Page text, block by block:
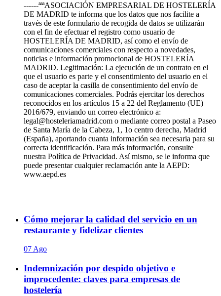
------ªªªASOCIACIÓN EMPRESARIAL DE HOSTELERÍA
DE MADRID te informa que los datos que nos facilite a
través de este formulario de recogida de datos se utilizarán
con el fin de efectuar el registro como usuario de
HOSTELERÍA DE MADRID, así como el envío de
comunicaciones comerciales con respecto a novedades,
noticias e información promocional de HOSTELERÍA
MADRID. Legitimación: La ejecución de un contrato en el
que el usuario es parte y el consentimiento del usuario en el
caso de aceptar la casilla de consentimiento del envío de
comunicaciones comerciales. Podrás ejercitar los derechos
reconocidos en los artículos 15 a 22 del Reglamento (UE)
2016/679, enviando un correo electrónico a:
legal@hosteleriamadrid.com o mediante correo postal a Paseo
de Santa María de la Cabeza, 1, 1o centro derecha, Madrid
(España), aportando cuanta información sea necesaria para su
correcta identificación. Para más información, consulte
nuestra Política de Privacidad. Así mismo, se le informa que
puede presentar cualquier reclamación ante la AEPD:
www.aepd.es
Cómo mejorar la calidad del servicio en un
restaurante y fidelizar clientes
07 Ago
Indemnización por despido objetivo e
improcedente: claves para empresas de
hostelería